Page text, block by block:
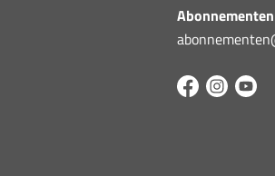
Abonnementen